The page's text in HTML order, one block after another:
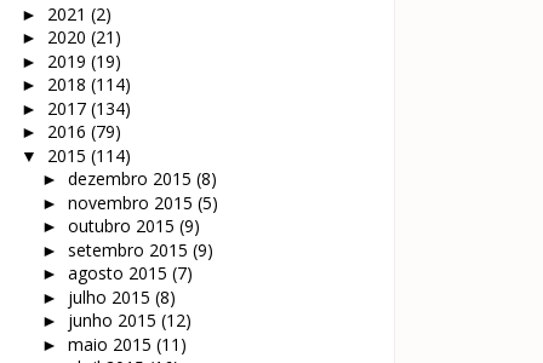
► 2021 (2)
► 2020 (21)
► 2019 (19)
► 2018 (114)
► 2017 (134)
► 2016 (79)
▼ 2015 (114)
► dezembro 2015 (8)
► novembro 2015 (5)
► outubro 2015 (9)
► setembro 2015 (9)
► agosto 2015 (7)
► julho 2015 (8)
► junho 2015 (12)
► maio 2015 (11)